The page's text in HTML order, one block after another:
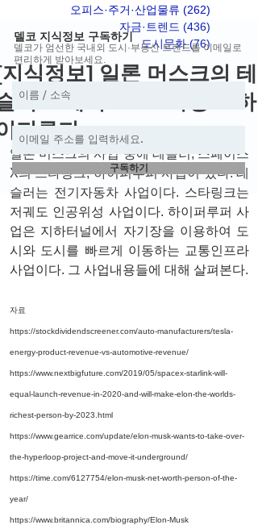
오피스·주거·산업물류 (262)
자금·트렌드 (436)
도시문화 (76)게시물 76
식정보] 일론 머스크의 테
러/스페이스X 스타링크/하
퍼루퍼
일론 머스크의 사업 중에 테슬러, 스페이스
X의 스타링크, 하이퍼루퍼 사업이 있다. 테
슬러는 전기자동차 사업이다. 스타링크는
저궤도 인공위성 사업이다. 하이퍼루퍼 사
업은 지하터널에서 자기장을 이용하여 도
시와 도시를 빠르게 이동하는 교통인프라
자료
https://stockdividendscreener.com/auto-manufacturers/tesla-
energy-product-revenue-vs-automotive-revenue/
https://www.nextbigfuture.com/2019/05/spacex-starlink-will-
equal-launch-revenue-in-2020-and-will-make-elon-the-worlds-
richest-person-by-2023.html
https://www.gearrice.com/update/elon-musk-wants-to-take-over-
the-hyperloop-project-and-move-it-underground/
https://time.com/6127754/elon-musk-net-worth-person-of-the-
year/
https://www.britannica.com/biography/Elon-Musk
델코 지식정보 구독하기
델코가 엄선한 국내외 도시·부동산 트렌드를 이메일로
편리하게 받아보세요.
구독하기